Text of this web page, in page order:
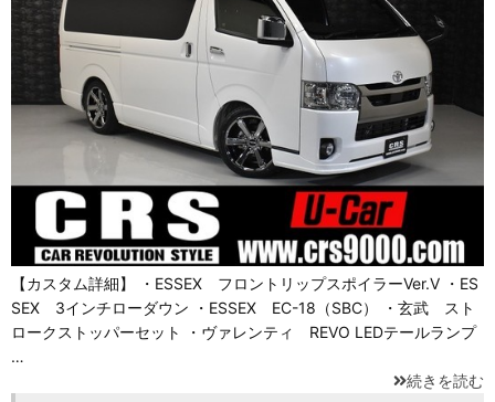
【カスタム詳細】 ・ESSEX フロントリップスポイラーVer.Ⅴ ・ES
SEX 3インチローダウン ・ESSEX EC-18（SBC） ・玄武 スト
ロークストッパーセット ・ヴァレンティ REVO LEDテールランプ
…
続きを読む